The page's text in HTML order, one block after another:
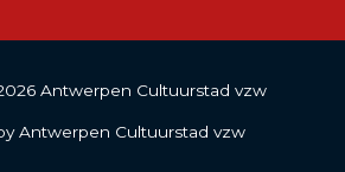
Antwerpen Cultuurstad vzw
Antwerpen Cultuurstad vzw